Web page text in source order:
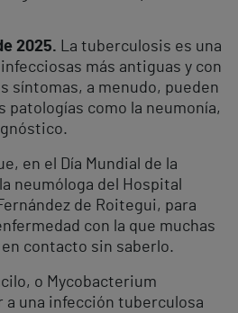
2025. La tuberculosis es una
más antiguas y con
síntomas, a menudo, pueden
patologías como la neumonía,
en el Día Mundial de la
neumóloga del Hospital
de Roitegui, para
con la que muchas
contacto sin saberlo.
o Mycobacterium
a una infección tuberculosa